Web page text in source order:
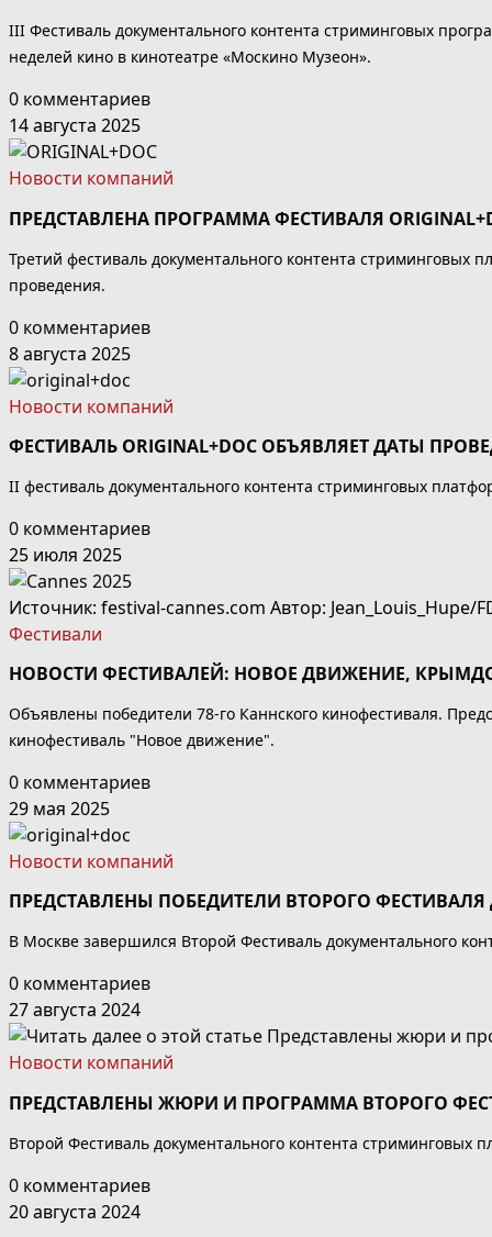
III Фестиваль документального контента стриминговых
неделей кино в кинотеатре «Москино Музеон».
0 комментариев
14 августа 2025
Новости компаний
ПРЕДСТАВЛЕНА ПРОГРАММА ФЕСТИВАЛЯ
Третий фестиваль документального контента стриминговых
проведения.
0 комментариев
8 августа 2025
Новости компаний
ФЕСТИВАЛЬ ORIGINAL+DOC ОБЪЯВЛЯЕТ ДАТЫ
II фестиваль документального контента стриминговых
0 комментариев
25 июля 2025
Источник: festival-cannes.com Автор: Jean_Louis_Hupe/
Фестивали
НОВОСТИ ФЕСТИВАЛЕЙ: НОВОЕ ДВИЖЕНИЕ,
Объявлены победители 78-го Каннского кинофестиваля.
кинофестиваль "Новое движение".
0 комментариев
29 мая 2025
Новости компаний
ПРЕДСТАВЛЕНЫ ПОБЕДИТЕЛИ ВТОРОГО
В Москве завершился Второй Фестиваль документального
0 комментариев
27 августа 2024
Новости компаний
ПРЕДСТАВЛЕНЫ ЖЮРИ И ПРОГРАММА ВТОРОГО
Второй Фестиваль документального контента
0 комментариев
20 августа 2024